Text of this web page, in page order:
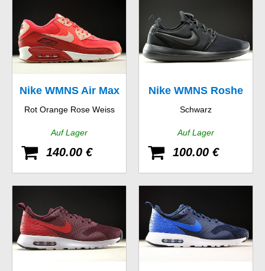
Nike WMNS Air Max
90 Essential
Rot Orange Rose Weiss
Auf Lager
140.00 €
Nike WMNS Roshe
Two
Schwarz
Auf Lager
100.00 €